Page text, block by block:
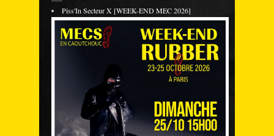
Piss'In Secteur X [WEEK-END MEC 2026]